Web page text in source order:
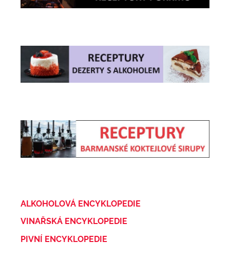
ALKOHOLOVÁ ENCYKLOPEDIE
VINAŘSKÁ ENCYKLOPEDIE
PIVNÍ ENCYKLOPEDIE